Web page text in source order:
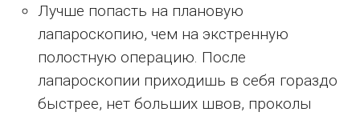
Лучше попасть на плановую
лапароскопию, чем на экстренную
полостную операцию. После
лапароскопии приходишь в себя гораздо
быстрее, нет больших швов, проколы